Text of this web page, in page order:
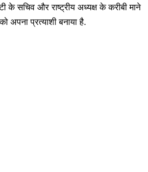
के सचिव और राष्ट्रीय अध्यक्ष के करीबी माने
अपना प्रत्याशी बनाया है.